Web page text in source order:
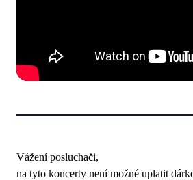
Vážení posluchači,
na tyto koncerty není možné uplatit